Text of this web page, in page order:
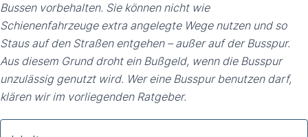
Bussen vorbehalten. Sie können nicht wie
Schienenfahrzeuge extra angelegte Wege nutzen und so
Staus auf den Straßen entgehen – außer auf der Busspur.
Aus diesem Grund droht ein Bußgeld, wenn die Busspur
unzulässig genutzt wird. Wer eine Busspur benutzen darf,
klären wir im vorliegenden Ratgeber.